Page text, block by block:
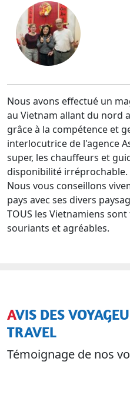
Nous avons effectué un
au Vietnam allant du nord
grâce à la compétence et
interlocutrice de l'agence
super, les chauffeurs et
disponibilité irréprochable.
Nous vous conseillons
pays avec ses divers
TOUS les Vietnamiens
souriants et agréables.
AVIS DES VOYAGEURS SUR ASIATICA
TRAVEL
Témoignage de nos